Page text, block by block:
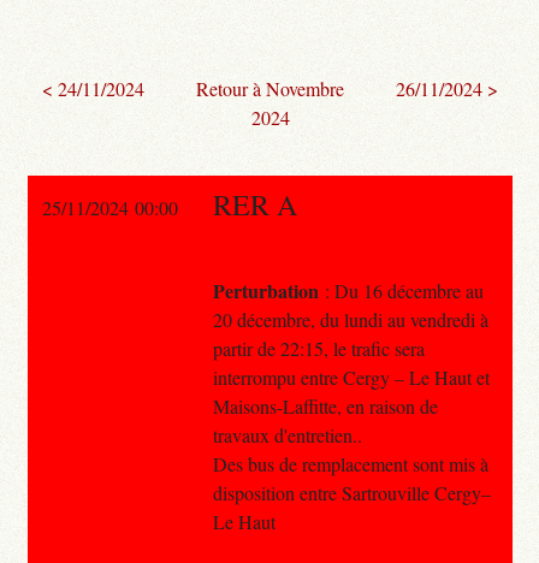
< 24/11/2024
Retour à Novembre
2024
26/11/2024 >
25/11/2024 00:00 RER A
Perturbation : Du 16 décembre au
20 décembre, du lundi au vendredi à
partir de 22:15, le trafic sera
interrompu entre Cergy – Le Haut et
Maisons-Laffitte, en raison de
travaux d'entretien..
Des bus de remplacement sont mis à
disposition entre Sartrouville Cergy–
Le Haut